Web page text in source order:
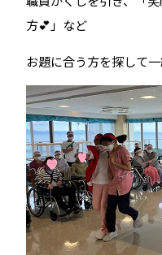
方💕」など
お題に合う方を探して